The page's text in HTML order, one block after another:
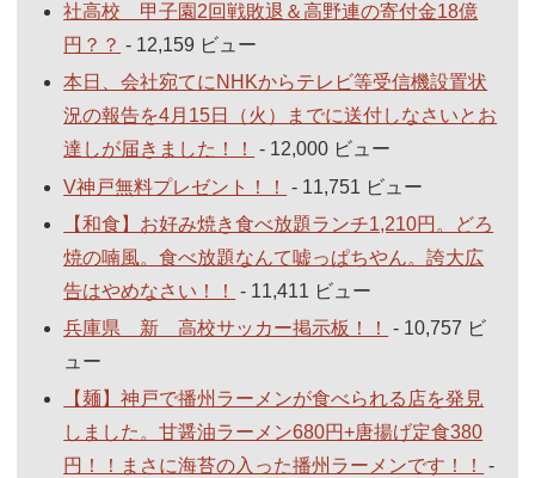
社高校 甲子園2回戦敗退＆高野連の寄付金18億
円？？ - 12,159 ビュー
本日、会社宛てにNHKからテレビ等受信機設置状
況の報告を4月15日（火）までに送付しなさいとお
達しが届きました！！
- 12,000 ビュー
V神戸無料プレゼント！！
- 11,751 ビュー
【和食】お好み焼き食べ放題ランチ1,210円。どろ
焼の喃風。食べ放題なんて嘘っぱちやん。誇大広
告はやめなさい！！
- 11,411 ビュー
兵庫県 新 高校サッカー掲示板！！
- 10,757 ビ
ュー
【麺】神戸で播州ラーメンが食べられる店を発見
しました。甘醤油ラーメン680円+唐揚げ定食380
円！！まさに海苔の入った播州ラーメンです！！
-